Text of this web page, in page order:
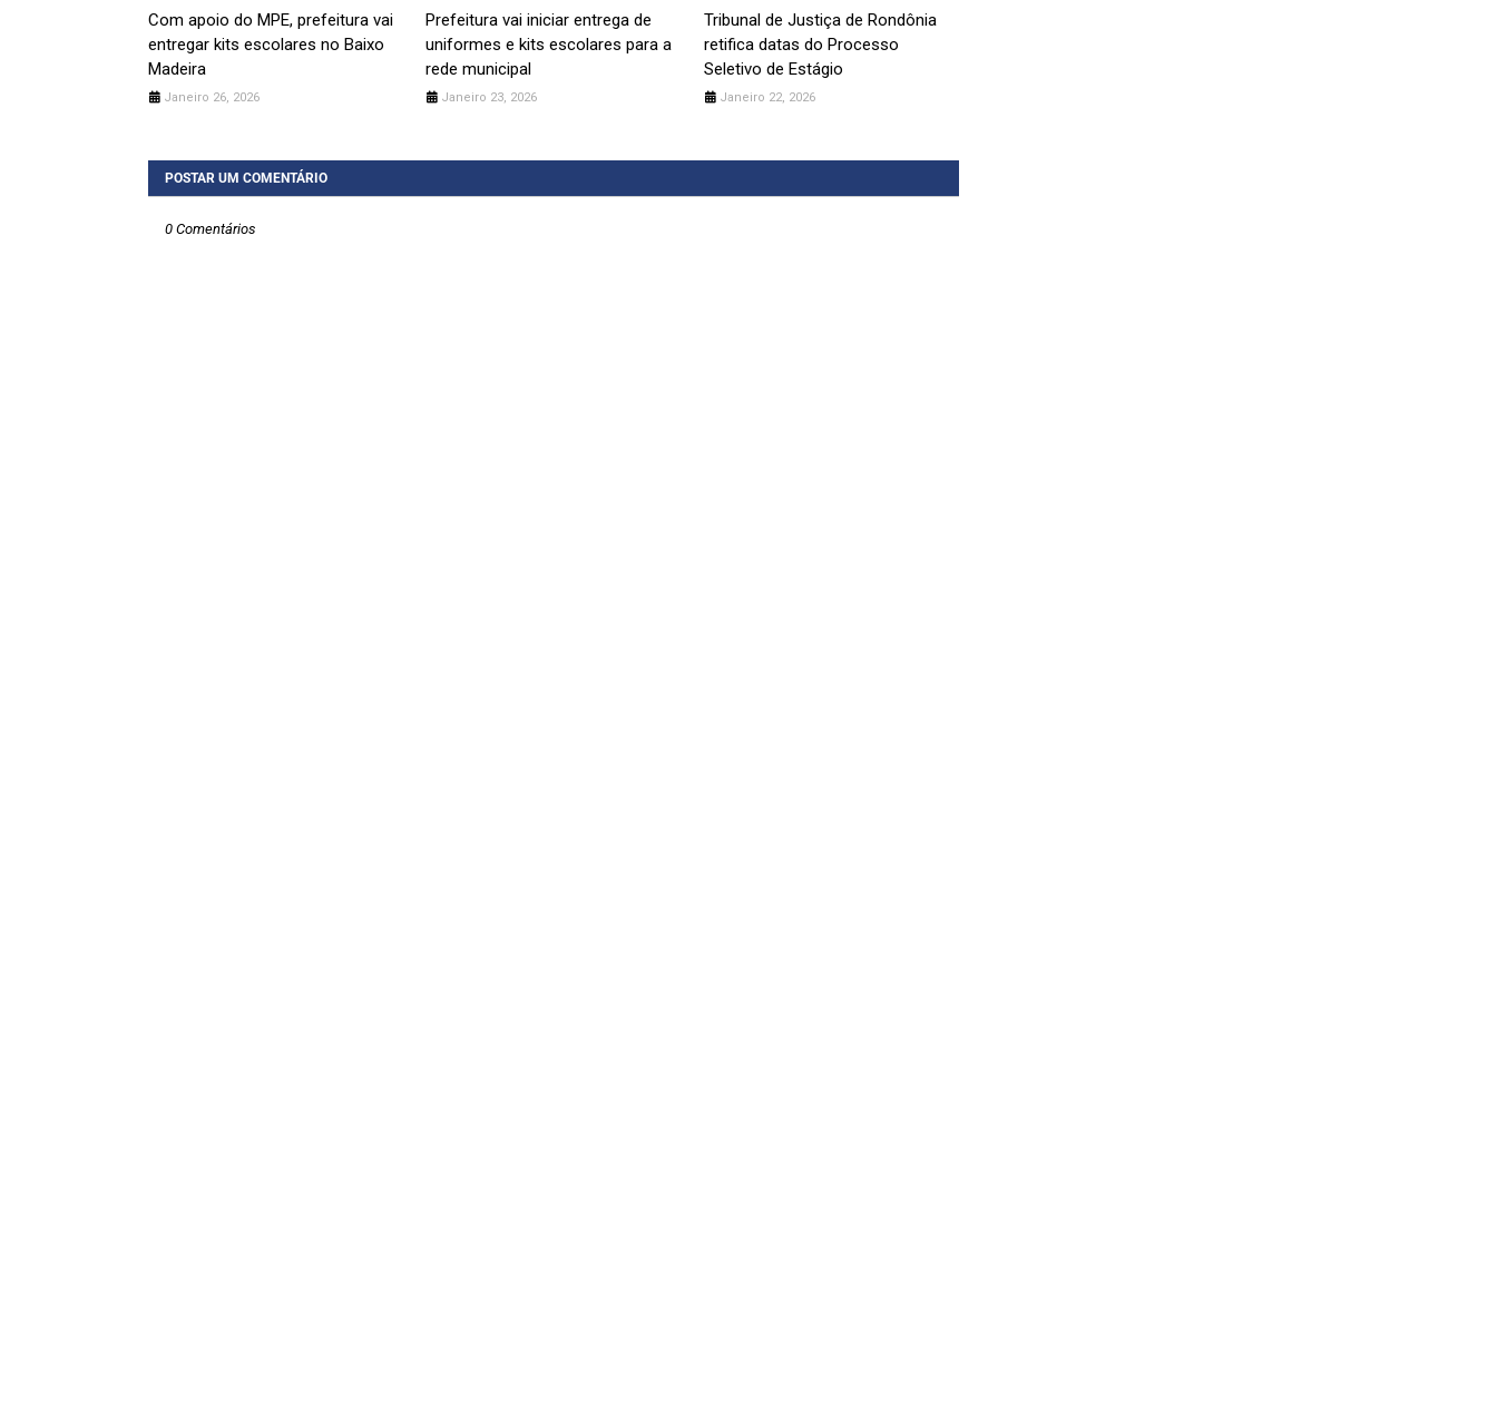
Com apoio do MPE, prefeitura vai
entregar kits escolares no Baixo
Madeira
Janeiro 26, 2026
Prefeitura vai iniciar entrega de
uniformes e kits escolares para a
rede municipal
Janeiro 23, 2026
Tribunal de Justiça de Rondônia
retifica datas do Processo
Seletivo de Estágio
Janeiro 22, 2026
POSTAR UM COMENTÁRIO
0 Comentários